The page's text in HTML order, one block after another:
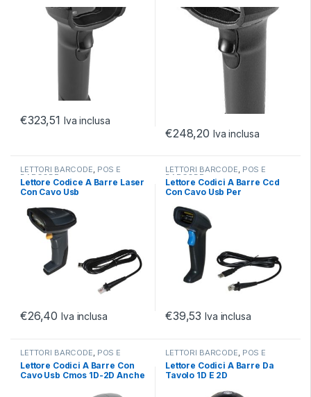
€323,51 Iva inclusa
STANDARD RANGE DL
PARSING
€248,20 Iva inclusa
LETTORI BARCODE, POS E
BARCODE
Lettore Codice A Barre Laser
Con Cavo Usb
€26,40 Iva inclusa
LETTORI BARCODE, POS E
BARCODE
Lettore Codici A Barre Ccd
Con Cavo Usb Per
Registratori Di Cassa
€39,53 Iva inclusa
LETTORI BARCODE, POS E
BARCODE
Lettore Codici A Barre Con
Cavo Usb Cmos 1D-2D Anche
LETTORI BARCODE, POS E
BARCODE
Lettore Codici A Barre Da
Tavolo 1D E 2D